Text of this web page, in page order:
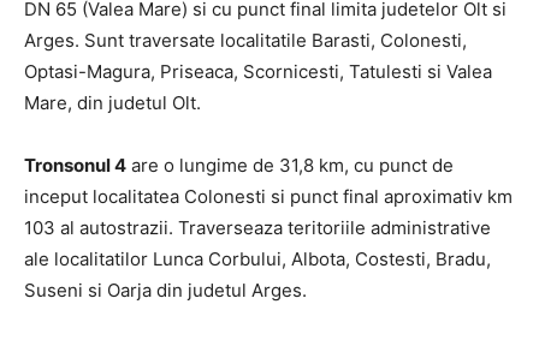
DN 65 (Valea Mare) si cu punct final limita judetelor Olt si
Arges. Sunt traversate localitatile Barasti, Colonesti,
Optasi-Magura, Priseaca, Scornicesti, Tatulesti si Valea
Mare, din judetul Olt.
Tronsonul 4 are o lungime de 31,8 km, cu punct de
inceput localitatea Colonesti si punct final aproximativ km
103 al autostrazii. Traverseaza teritoriile administrative
ale localitatilor Lunca Corbului, Albota, Costesti, Bradu,
Suseni si Oarja din judetul Arges.